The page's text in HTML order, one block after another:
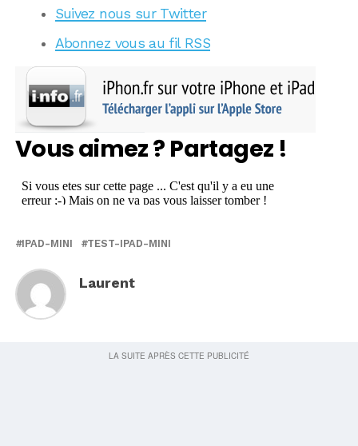
Suivez nous sur Twitter
Abonnez vous au fil RSS
Vous aimez ? Partagez !
IPAD-MINI TEST-IPAD-MINI
Laurent